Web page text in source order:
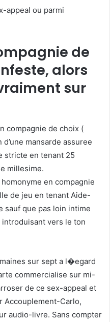
appeal ou parmi
de
alors
sur
compagnie de choix (
mansarde assuree
stricte en tenant 25
millesime.
en compagnie
de jeu en tenant Aide-
sauf que pas loin intime
vers le ton
sur sept a l�egard
commercialise sur mi-
de ce sex-appeal et
Accouplement-Carlo,
audio-livre. Sans compter